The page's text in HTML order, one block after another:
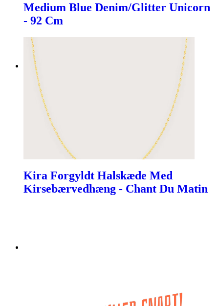
Medium Blue Denim/Glitter Unicorn
- 92 Cm
Kira Forgyldt Halskæde Med
Kirsebærvedhæng - Chant Du Matin